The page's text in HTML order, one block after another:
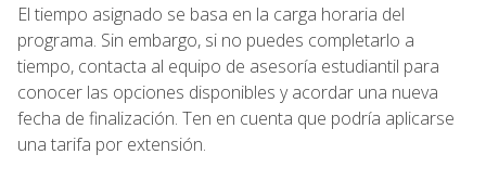
El tiempo asignado se basa en la carga horaria del
programa. Sin embargo, si no puedes completarlo a
tiempo, contacta al equipo de asesoría estudiantil para
conocer las opciones disponibles y acordar una nueva
fecha de finalización. Ten en cuenta que podría aplicarse
una tarifa por extensión.